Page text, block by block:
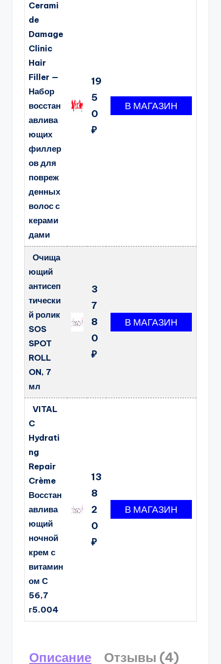
Cerami
de
Damage
Clinic
Hair
Filler —
Набор
восстан
авлива
ющих
филлер
ов для
повреж
денных
волос с
керами
дами
19
5
0
₽
Очища
ющий
антисеп
тически
й ролик
SOS
SPOT
ROLL
ON, 7
мл
3
7
8
0
₽
VITAL
C
Hydrati
ng
Repair
Crème
Восстан
авлива
ющий
ночной
крем с
витамин
ом С
56,7
г5.004
13
8
2
0
₽
Описание Отзывы (4)